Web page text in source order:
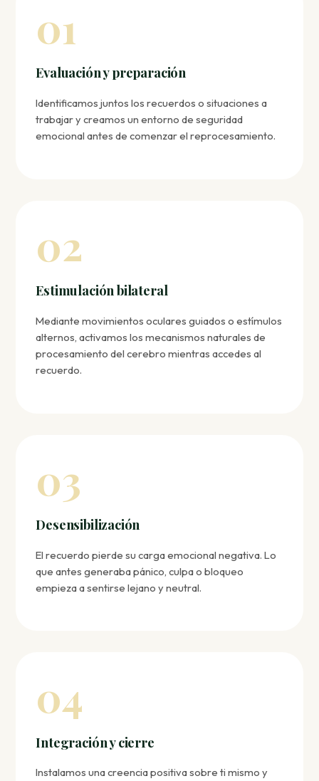
01
Evaluación y preparación
Identificamos juntos los recuerdos o situaciones a
trabajar y creamos un entorno de seguridad
emocional antes de comenzar el reprocesamiento.
02
Estimulación bilateral
Mediante movimientos oculares guiados o estímulos
alternos, activamos los mecanismos naturales de
procesamiento del cerebro mientras accedes al
recuerdo.
03
Desensibilización
El recuerdo pierde su carga emocional negativa. Lo
que antes generaba pánico, culpa o bloqueo
empieza a sentirse lejano y neutral.
04
Integración y cierre
Instalamos una creencia positiva sobre ti mismo y